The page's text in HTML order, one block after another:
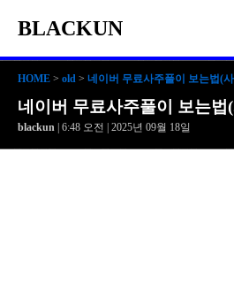
BLACKUN
HOME > old > 네이버 무료사주풀이 보는법(
네이버 무료사주풀이 보는법
blackun | 6:48 오전 | 2025년 09월 18일